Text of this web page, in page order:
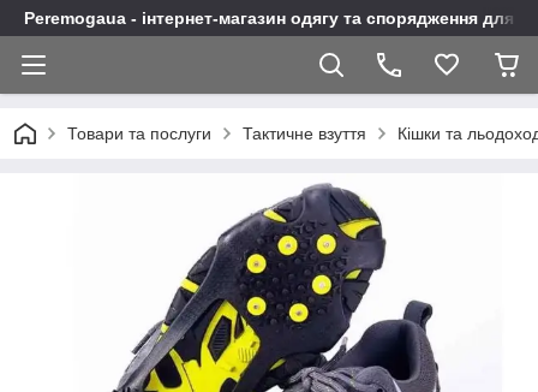
Peremogaua - інтернет-магазин одягу та спорядження для
Товари та послуги Тактичне взуття Кішки та